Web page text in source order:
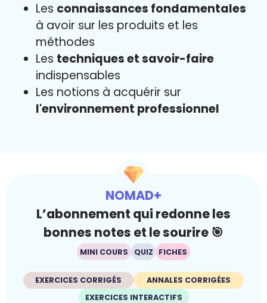
Les connaissances fondamentales
à avoir sur les produits et les
méthodes
Les techniques et savoir-faire
indispensables
Les notions à acquérir sur
l'environnement professionnel
NOMAD+
L’abonnement qui redonne les
bonnes notes et le sourire 🎯
MINI COURS QUIZ FICHES
EXERCICES CORRIGÉS
ANNALES CORRIGÉES
EXERCICES INTERACTIFS